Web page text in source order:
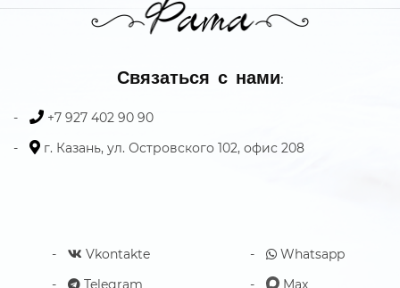
Связаться с нами:
+7 927 402 90 90
г. Казань, ул. Островского 102, офис 208
Vkontakte
Telegram
Whatsapp
Max